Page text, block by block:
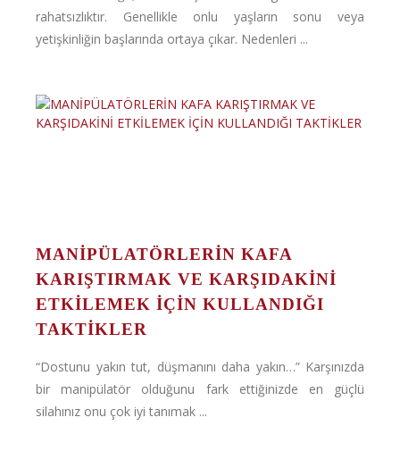
rahatsızlıktır. Genellikle onlu yaşların sonu veya
yetişkinliğin başlarında ortaya çıkar. Nedenleri ...
MANİPÜLATÖRLERİN KAFA
KARIŞTIRMAK VE KARŞIDAKİNİ
ETKİLEMEK İÇİN KULLANDIĞI
TAKTİKLER
“Dostunu yakın tut, düşmanını daha yakın…” Karşınızda
bir manipülatör olduğunu fark ettiğinizde en güçlü
silahınız onu çok iyi tanımak ...